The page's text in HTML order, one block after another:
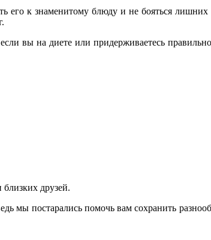
к знаменитому блюду и не бояться
вы на диете или придерживаетесь
друзей.
мы постарались помочь вам сохранить